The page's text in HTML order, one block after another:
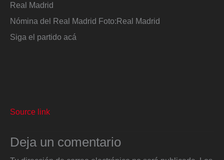
Real Madrid
Nómina del Real Madrid Foto:Real Madrid
Siga el partido acá
Source link
Deja un comentario